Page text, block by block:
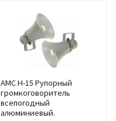
AMC H-15 Рупорный
громкоговоритель
всепогодный
алюминиевый.